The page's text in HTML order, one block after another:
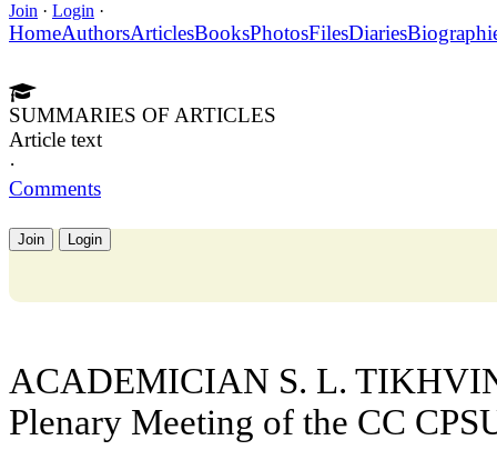
Join · Login ·
HomeAuthorsArticlesBooksPhotosFilesDiaries
SUMMARIES OF ARTICLES
Article text
·
Comments
Join Login
ACADEMICIAN S. L.
Plenary Meeting of the CC